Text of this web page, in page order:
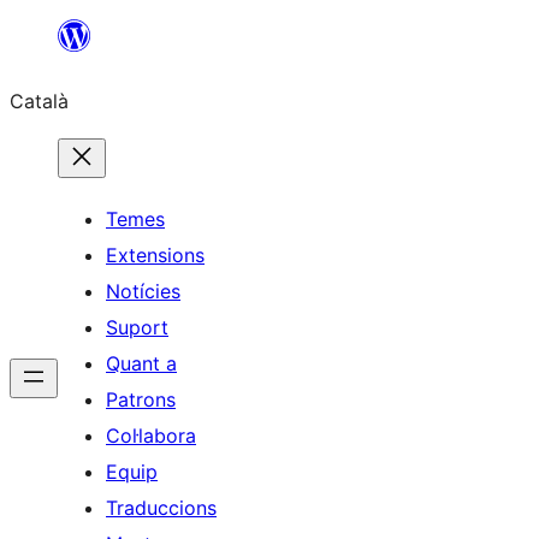
contingut
Català
Temes
Extensions
Notícies
Suport
Quant a
Patrons
Col·labora
Equip
Traduccions